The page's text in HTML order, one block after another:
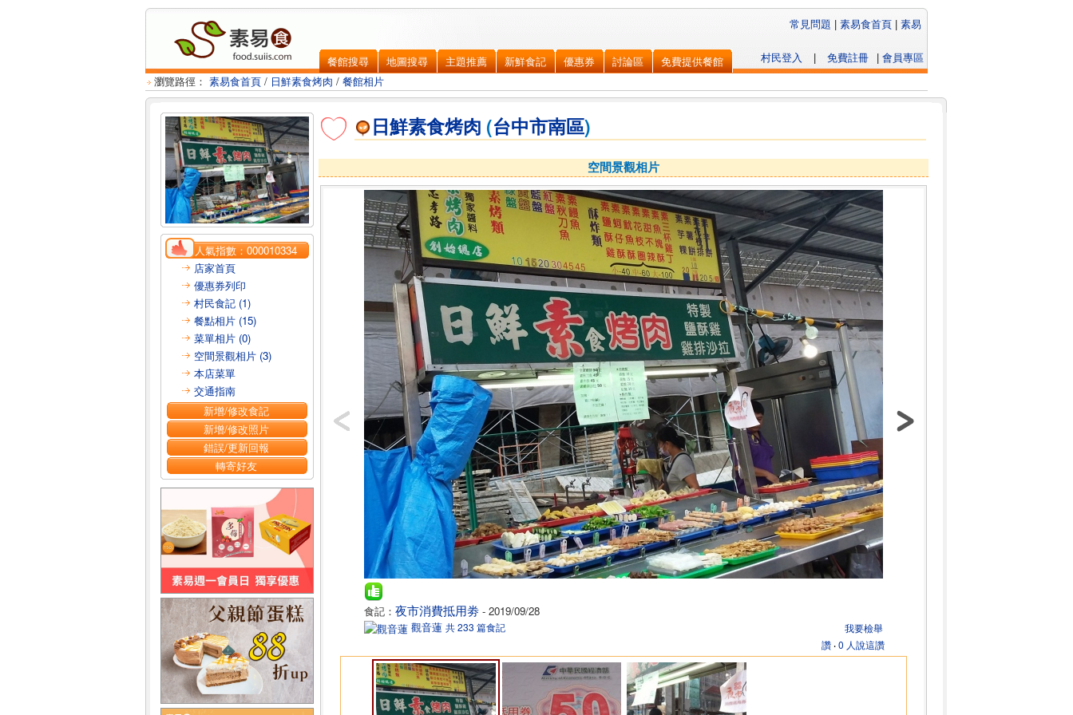
餐館搜尋 地圖搜尋 主題推薦 新鮮食記 優惠券 討論區 免費提供餐館 | 會員專區
免費註冊
|
村民登入
常見問題 | 素易食首頁 | 素易
瀏覽路徑： 素易食首頁 / 日鮮素食烤肉 / 餐館相片
人氣指數：000010334
店家首頁
優惠券列印
村民食記 (1)
餐點相片 (15)
菜單相片 (0)
空間景觀相片 (3)
本店菜單
交通指南
新增/修改食記
新增/修改照片
錯誤/更新回報
轉寄好友
日鮮素食烤肉 (台中市南區)
空間景觀相片
食記： 夜市消費抵用劵 - 2019/09/28
觀音蓮 共 233 篇食記
我要檢舉
讚 ‧0 人說這讚